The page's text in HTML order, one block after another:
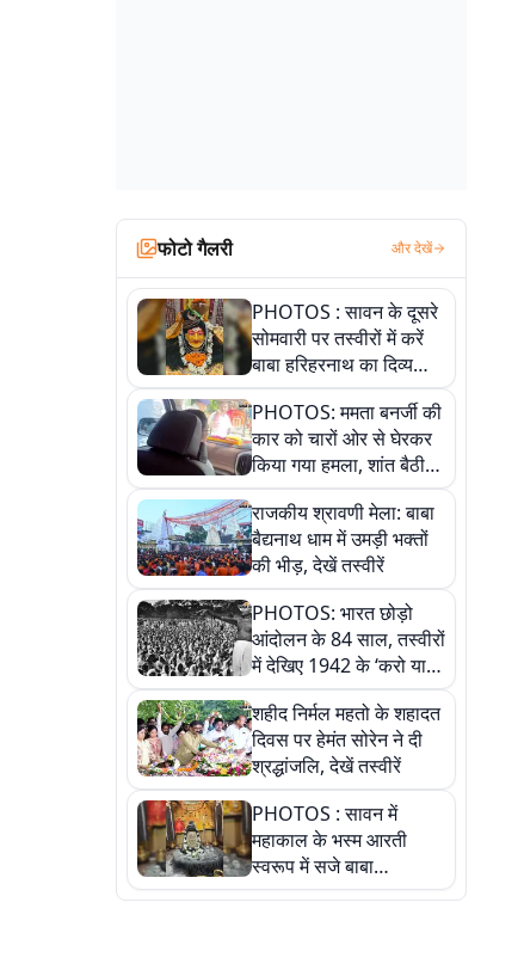
फोटो गैलरी और देखें
PHOTOS : सावन के दूसरे
सोमवारी पर तस्वीरों में करें
बाबा हरिहरनाथ का दिव्य
दर्शन, हर दिन होता है विशेष
श्रृंगार, देखें कैसे सजता है
गर्भगृह
PHOTOS: ममता बनर्जी की
कार को चारों ओर से घेरकर
किया गया हमला, शांत बैठी
रहीं तृणमूल सुप्रीमो
राजकीय श्रावणी मेला: बाबा
बैद्यनाथ धाम में उमड़ी भक्तों
की भीड़, देखें तस्वीरें
PHOTOS: भारत छोड़ो
आंदोलन के 84 साल, तस्वीरों
में देखिए 1942 के ‘करो या
मरो’ आंदोलन की कहानी
शहीद निर्मल महतो के शहादत
दिवस पर हेमंत सोरेन ने दी
श्रद्धांजलि, देखें तस्वीरें
PHOTOS : सावन में
महाकाल के भस्म आरती
स्वरूप में सजे बाबा
औघड़दानी, तस्वीरों में करें